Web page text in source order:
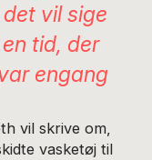
vil sige
tid, der
engang
vil skrive om,
vasketøj til